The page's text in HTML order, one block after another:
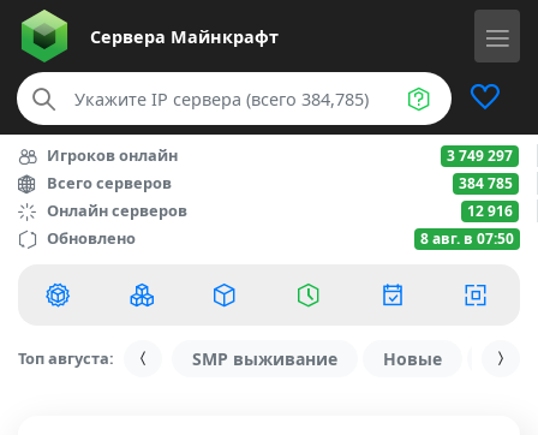
Сервера Майнкрафт
Игроков онлайн 3 749 297
Всего серверов 384 785
Онлайн серверов 12 916
Обновлено 8 авг. в 07:50
Топ августа: SMP выживание Новые С